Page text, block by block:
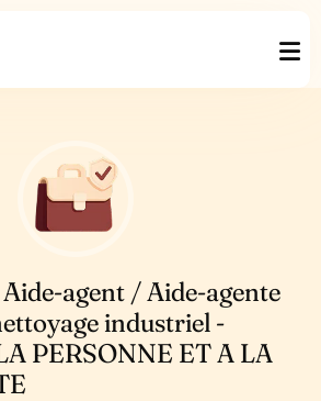
agent / Aide-agente
industriel -
PERSONNE ET A LA